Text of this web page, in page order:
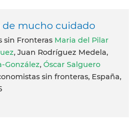
de mucho cuidado
sin Fronteras Maria del Pilar
, Juan Rodríguez Medela,
González, Óscar Salguero
sin fronteras, España,